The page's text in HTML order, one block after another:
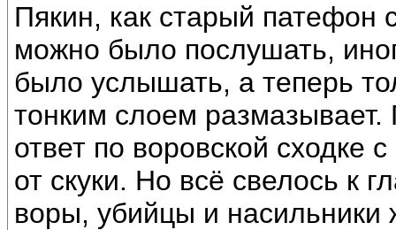
Пякин, как старый патефон
можно было послушать,
было услышать, а теперь
тонким слоем
ответ по воровской сходке
от скуки. Но всё свелось к
воры, убийцы и